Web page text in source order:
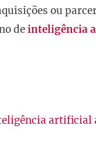
ou
deinteligência
artificial